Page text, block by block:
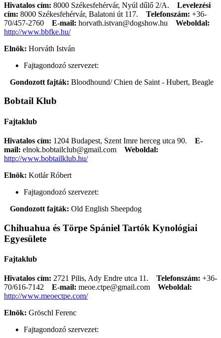
Hivatalos cím: 8000 Székesfehérvár, Nyúl dűlő 2/A. Levelezési
cím: 8000 Székesfehérvár, Balatoni út 117. Telefonszám: +36-
70/457-2760
E-mail: horvath.istvan@dogshow.hu
Weboldal:
http://www.bbfke.hu/
Elnök: Horváth István
Fajtagondozó szervezet:
Gondozott fajták: Bloodhound/ Chien de Saint - Hubert, Beagle
Bobtail Klub
Fajtaklub
Hivatalos cím: 1204 Budapest, Szent Imre herceg utca 90. E-
mail: elnok.bobtailclub@gmail.com
Weboldal:
http://www.bobtailklub.hu/
Elnök: Kotlár Róbert
Fajtagondozó szervezet:
Gondozott fajták: Old English Sheepdog
Chihuahua és Törpe Spániel Tartók Kynológiai
Egyesülete
Fajtaklub
Hivatalos cím: 2721 Pilis, Ady Endre utca 11. Telefonszám: +36-
70/616-7142
E-mail: meoe.ctpe@gmail.com
Weboldal:
http://www.meoectpe.com/
Elnök: Gröschl Ferenc
Fajtagondozó szervezet: